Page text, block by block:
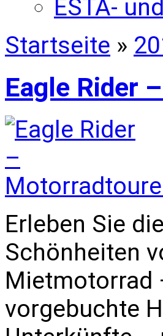
ESTA-
Startseite »
Eagle Rider
Erleben Sie
Schönheiten
Mietmotorrad
vorgebuchte